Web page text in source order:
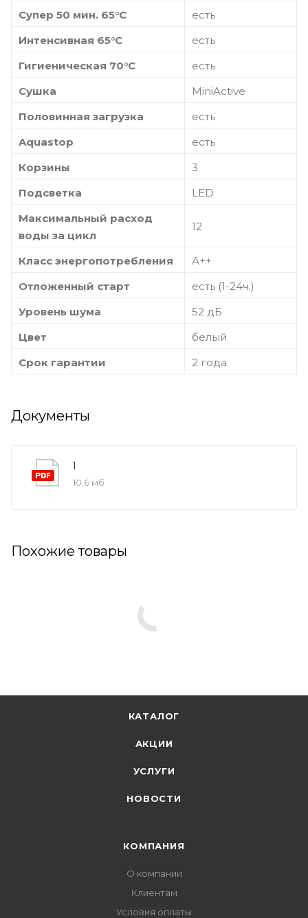
Супер 50 мин. 65°C
есть
Интенсивная 65°C
есть
Гигиеническая 70°C
есть
Сушка
MiniActive
Половинная загрузка
есть
Aquastop
есть
Корзины
3
Подсветка
LED
Максимальный расход
воды за цикл
12
Класс энергопотребления
А++
Отложенный старт
есть (1-24ч.)
Уровень шума
52 дБ
Цвет
белый
Срок гарантии
2 года
Документы
1
10,6 мб
Похожие товары
КАТАЛОГ
АКЦИИ
УСЛУГИ
НОВОСТИ
КОМПАНИЯ
О компании
Клиентам
Условия оплаты